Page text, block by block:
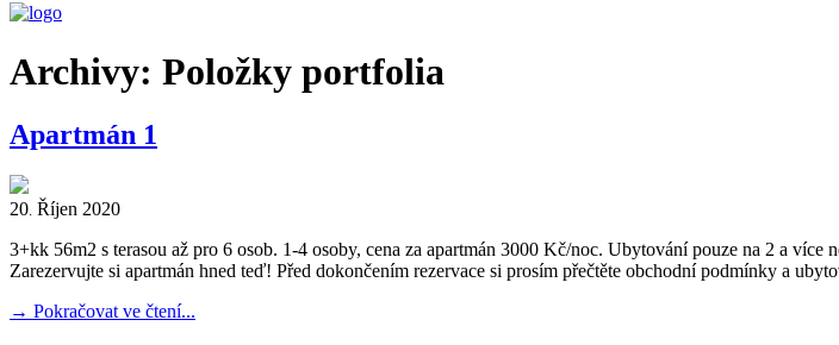
Archivy: Položky portfolia
Apartmán 1
20. Říjen 2020
3+kk 56m2 s terasou až pro 6 osob. 1-4 osoby, cena za apartmán 3000 Kč/noc. Ubytování pouze na 2 a
Zarezervujte si apartmán hned teď! Před dokončením rezervace si prosím přečtěte obchodní podmínky a
→ Pokračovat ve čtení...